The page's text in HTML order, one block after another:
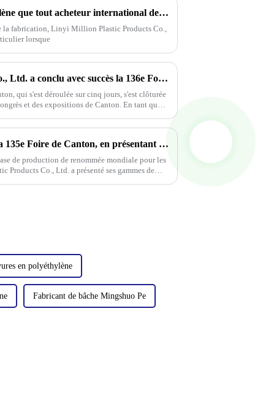
8 faits sur les bâches en polyéthylène que tout acheteur international devrait connaître
la fabrication, Linyi Million Plastic Products Co.,
lorsque
Linyi Million Plastic Products Co., Ltd. a conclu avec succès la 136e Foire de Canton, démontrant la force de l'industrie des bâches PP/PE
qui s'est déroulée sur cinq jours, s'est clôturée
et des expositions de Canton. En tant que
Linyi Universal Plastics brille à la 135e Foire de Canton, en présentant une gamme diversifiée de bâches imperméables en PP/PE
de production de renommée mondiale pour les
Co., Ltd. a présenté ses gammes de
en polyéthylène
Fabricant de bâche Mingshuo Pe